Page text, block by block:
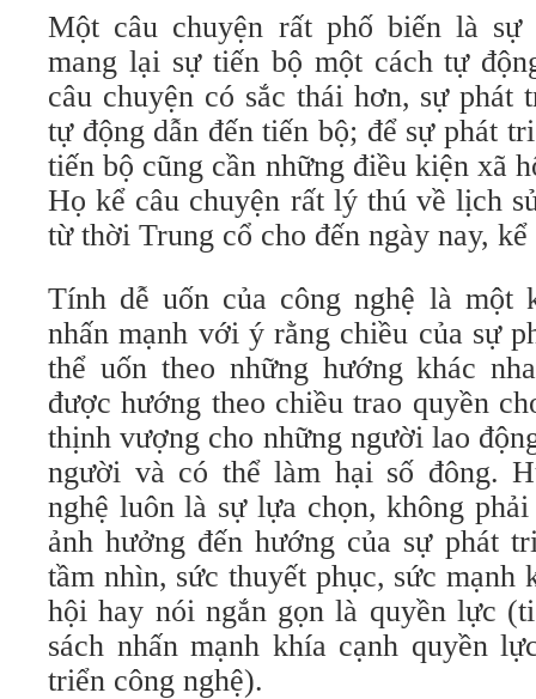
Một câu chuyện rất phố biến là sự
mang lại sự tiến bộ một cách tự
câu chuyện có sắc thái hơn, sự phát
tự động dẫn đến tiến bộ; để sự phát
tiến bộ cũng cần những điều kiện xã
Họ kể câu chuyện rất lý thú về lịch
từ thời Trung cổ cho đến ngày nay,
Tính dễ uốn của công nghệ là một
nhấn mạnh với ý rằng chiều của sự
thể uốn theo những hướng khác
được hướng theo chiều trao quyền
thịnh vượng cho những người lao
người và có thể làm hại số đông.
nghệ luôn là sự lựa chọn, không
ảnh hưởng đến hướng của sự phát
tầm nhìn, sức thuyết phục, sức
hội hay nói ngắn gọn là quyền lực
sách nhấn mạnh khía cạnh quyền
triển công nghệ).